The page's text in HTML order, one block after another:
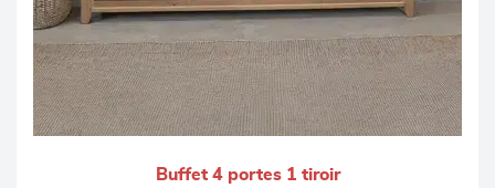
Buffet 4 portes 1 tiroir